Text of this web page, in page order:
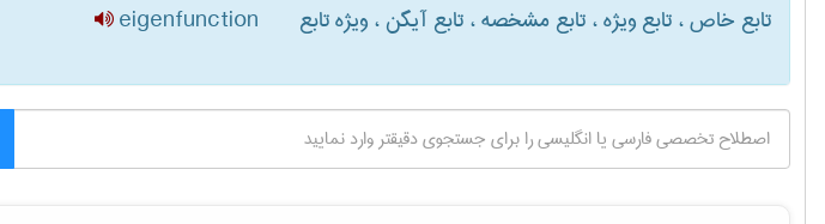
تابع خاص ، تابع ویژه ، تابع مشخصه ، تابع آیگن ، ویژه تابع eigenfunction